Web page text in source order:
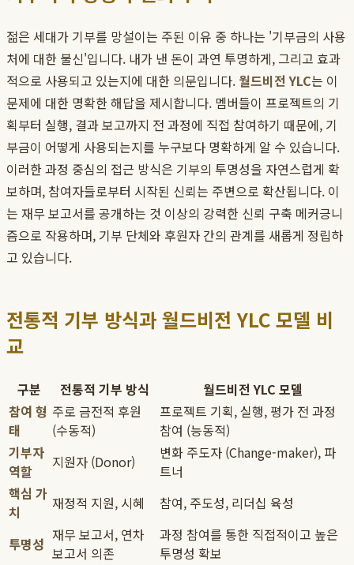
젊은 세대가 기부를 망설이는 주된 이유 중 하나는 '기부금의 사용
처에 대한 불신'입니다. 내가 낸 돈이 과연 투명하게, 그리고 효과
적으로 사용되고 있는지에 대한 의문입니다. 월드비전 YLC는 이
문제에 대한 명확한 해답을 제시합니다. 멤버들이 프로젝트의 기
획부터 실행, 결과 보고까지 전 과정에 직접 참여하기 때문에, 기
부금이 어떻게 사용되는지를 누구보다 명확하게 알 수 있습니다.
이러한 과정 중심의 접근 방식은 기부의 투명성을 자연스럽게 확
보하며, 참여자들로부터 시작된 신뢰는 주변으로 확산됩니다. 이
는 재무 보고서를 공개하는 것 이상의 강력한 신뢰 구축 메커긍니
즘으로 작용하며, 기부 단체와 후원자 간의 관계를 새롭게 정립하
고 있습니다.
전통적 기부 방식과 월드비전 YLC 모델 비
교
구분 전통적 기부 방식
월드비전 YLC 모델
참여 형
태
주로 금전적 후원
(수동적)
프로젝트 기획, 실행, 평가 전 과정
참여 (능동적)
기부자
역할
지원자 (Donor)
변화 주도자 (Change-maker), 파
트너
핵심 가
치
재정적 지원, 시혜 참여, 주도성, 리더십 육성
투명성 재무 보고서, 연차
보고서 의존
과정 참여를 통한 직접적이고 높은
투명성 확보